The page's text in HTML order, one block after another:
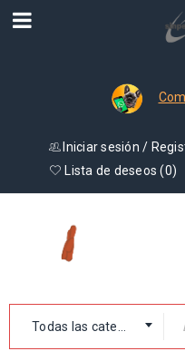
Iniciar sesión /
Lista de deseos (0)
Todas las categorías